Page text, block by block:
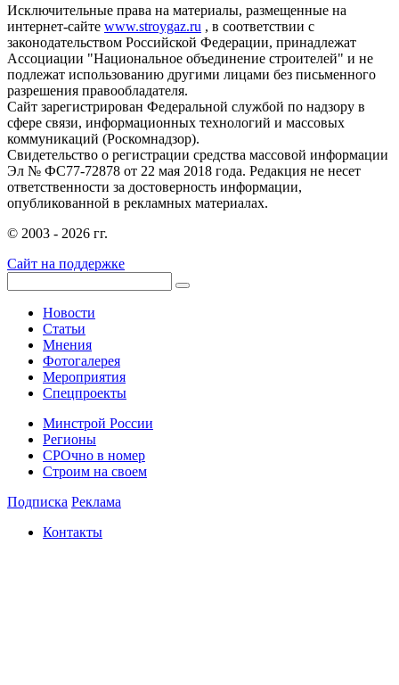
Исключительные права на материалы, размещенные на
интернет-сайте www.stroygaz.ru , в соответствии с
законодательством Российской Федерации, принадлежат
Ассоциации "Национальное объединение строителей" и не
подлежат использованию другими лицами без письменного
разрешения правообладателя.
Сайт зарегистрирован Федеральной службой по надзору в
сфере связи, информационных технологий и массовых
коммуникаций (Роскомнадзор).
Свидетельство о регистрации средства массовой информации
Эл № ФС77-72878 от 22 мая 2018 года. Редакция не несет
ответственности за достоверность информации,
опубликованной в рекламных материалах.
© 2003 - 2026 гг.
Сайт на поддержке
Новости
Статьи
Мнения
Фотогалерея
Мероприятия
Спецпроекты
Минстрой России
Регионы
СРОчно в номер
Строим на своем
Подписка Реклама
Контакты